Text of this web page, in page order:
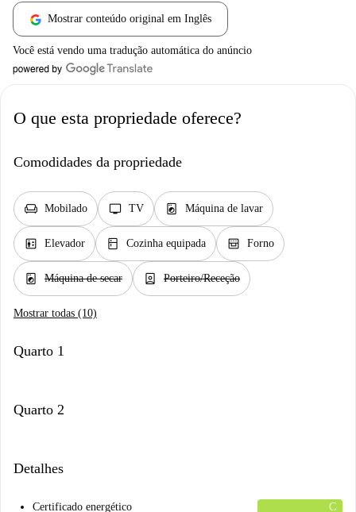
Mostrar conteúdo original em Inglês
Você está vendo uma tradução automática do anúncio
O que esta propriedade oferece?
Comodidades da propriedade
chair Mobilado tv TV local_laundry_service Máquina de lavar
elevator Elevador kitchen Cozinha equipada oven_gen Forno
local_laundry_service Máquina de secar person_book Porteiro/Receção
Mostrar todas (10)
Quarto 1
Quarto 2
Detalhes
Certificado energético
C